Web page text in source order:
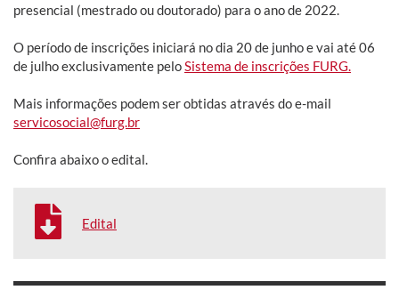
presencial (mestrado ou doutorado) para o ano de 2022.
O período de inscrições iniciará no dia 20 de junho e vai até 06
de julho exclusivamente pelo Sistema de inscrições FURG.
Mais informações podem ser obtidas através do e-mail
servicosocial@furg.br
Confira abaixo o edital.
Edital